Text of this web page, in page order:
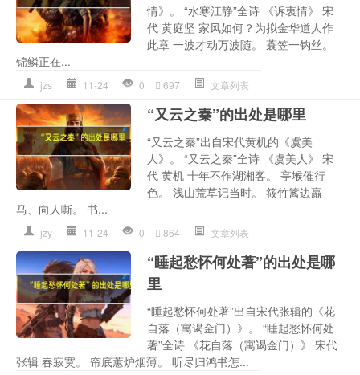
情》。 “水寒江静”全诗 《诉衷情》 宋
代 黄庭坚 家风如何？为拟金华道人作
此章 一波才动万波随。 蓑笠一钩丝。
锦鳞正在...
jzs 11-24 0 697 文章列表
“又云之秦”的出处是哪里
“又云之秦”出自宋代黄机的《虞美
人》。 “又云之秦”全诗 《虞美人》 宋
代 黄机 十年不作湖湘客。 亭堠催行
色。 浅山荒草记当时。 筱竹篱边羸
马、向人嘶。 书...
jzy 11-24 0 864 文章列表
“睡起愁怀何处著”的出处是哪
里
“睡起愁怀何处著”出自宋代张辑的《花
自落（寓谒金门）》。 “睡起愁怀何处
著”全诗 《花自落（寓谒金门）》 宋代
张辑 春寂寞。 帘底蕙炉烟薄。 听尽归鸿书怎...